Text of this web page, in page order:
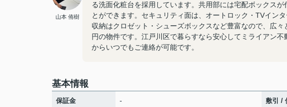
山本 侑樹
る洗面化粧台を採用しています。共用部には宅配ボックス
とができます。セキュリティ面は、オートロック・TVイン
収納はクロゼット・シューズボックスなど豊富なので、広
円の物件です。江戸川区で暮らすなら安心してミライアン
からいつでもご連絡が可能です。
基本情報
保証金 - 敷引 /